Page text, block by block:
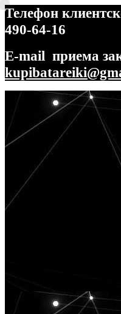
Телефон
490-64-16
E-mail приема
Перейти
навигации
Перейти
содержимому